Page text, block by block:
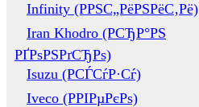
Infinity (РРЅС„РёРЅРёС‚Рё)
Iran Khodro (РСЂР°РЅ
РҐРѕРЅРґСЂРѕ)
Isuzu (РСЃСѓР·Сѓ)
Iveco (РРІРµРєРѕ)